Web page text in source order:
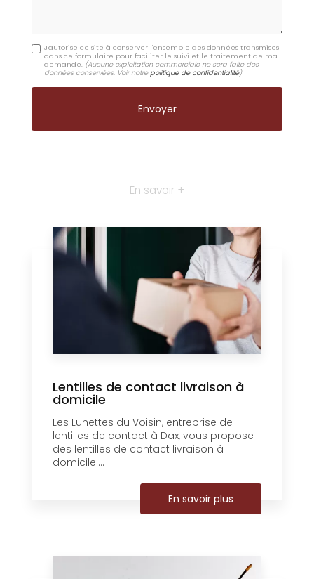
J'autorise ce site à conserver l'ensemble des données transmises
dans ce formulaire pour faciliter le suivi et le traitement de ma
demande. (Aucune exploitation commerciale ne sera faite des
données conservées. Voir notrepolitique de confidentialité)
En savoir +
Lentilles de contact livraison à
domicile
Les Lunettes du Voisin, entreprise de
lentilles de contact à Dax, vous propose
des lentilles de contact livraison à
domicile....
En savoir plus